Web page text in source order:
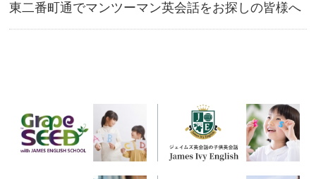
東二番町通でマンツーマン英会話をお探しの皆様へ